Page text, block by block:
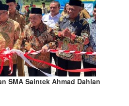
SMA Saintek Ahmad Dahlan